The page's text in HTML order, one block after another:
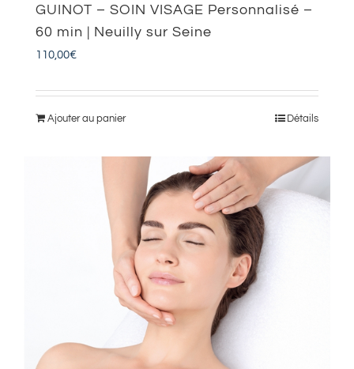
GUINOT – SOIN VISAGE Personnalisé –
60 min | Neuilly sur Seine
110,00€
Ajouter au panier Détails